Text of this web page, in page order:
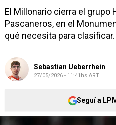
El Millonario cierra el grupo
Pascaneros, en el
qué necesita para clasificar.
Sebastian Ueberrhein
27/05/2026 - 11:41hs ART
Seguí a